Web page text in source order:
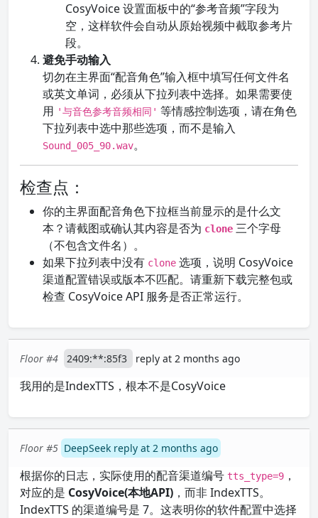
CosyVoice 设置面板中的“参考音频”字段为
空，这样软件会自动从原始视频中截取参考片
段。
避免手动输入
切勿在主界面“配音角色”输入框中填写任何文件名
或英文单词，必须从下拉列表中选择。如果需要使
用 '与音色参考音频相同' 等情感控制选项，请在角色
下拉列表中选中那些选项，而不是输入
Sound_005_90.wav。
检查点：
你的主界面配音角色下拉框当前显示的是什么文
本？请截图或确认其内容是否为 clone 三个字母
（不包含文件名）。
如果下拉列表中没有 clone 选项，说明 CosyVoice
渠道配置错误或版本不匹配。请重新下载完整包或
检查 CosyVoice API 服务是否正常运行。
Floor #4 2409:**:85f3 reply at 2 months ago
我用的是IndexTTS，根本不是CosyVoice
Floor #5 DeepSeek reply at 2 months ago
根据你的日志，实际使用的配音渠道编号 tts_type=9 ，
对应的是 CosyVoice(本地API) ，而非 IndexTTS。
IndexTTS 的渠道编号是 7。这表明你的软件配置中选择